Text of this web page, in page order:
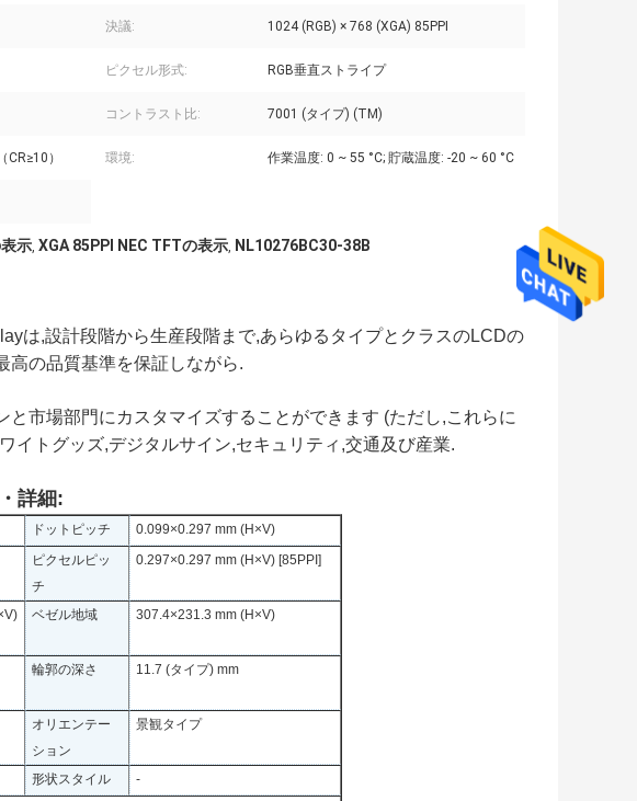
決議: 1024 (RGB) × 768 (XGA) 85PPI
ピクセル形式: RGB垂直ストライプ
コントラスト比: 7001 (タイプ) (TM)
） 環境: 作業温度: 0 ~ 55 °C; 貯蔵温度: -20 ~ 60 °C
示, XGA 85PPI NEC TFTの表示, NL10276BC30-38B
は,設計段階から生産段階まで,あらゆるタイプとクラスのLCDの
高の品質基準を保証しながら.
市場部門にカスタマイズすることができます (ただし,これらに
イトグッズ,デジタルサイン,セキュリティ,交通及び産業.
詳細:
ドットピッチ
0.099×0.297 mm (H×V)
ピクセルピッ
チ
0.297×0.297 mm (H×V) [85PPI]
ベゼル地域 307.4×231.3 mm (H×V)
輪郭の深さ 11.7 (タイプ) mm
オリエンテー
ション
景観タイプ
形状スタイル -